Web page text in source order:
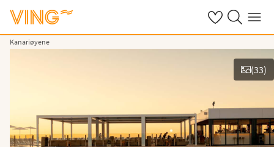
Se dine sparte
Søk påMeny
Kanariøyene
(33)